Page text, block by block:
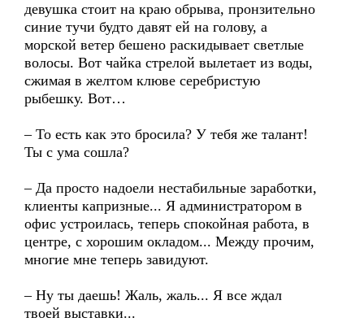
девушка стоит на краю обрыва, пронзительно
синие тучи будто давят ей на голову, а
морской ветер бешено раскидывает светлые
волосы. Вот чайка стрелой вылетает из воды,
сжимая в желтом клюве серебристую
рыбешку. Вот…
– То есть как это бросила? У тебя же талант!
Ты с ума сошла?
– Да просто надоели нестабильные заработки,
клиенты капризные... Я администратором в
офис устроилась, теперь спокойная работа, в
центре, с хорошим окладом... Между прочим,
многие мне теперь завидуют.
– Ну ты даешь! Жаль, жаль... Я все ждал
твоей выставки...